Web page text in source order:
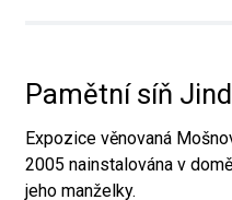
Pamětní síň
Expozice věnovaná
2005 nainstalována v
jeho manželky.